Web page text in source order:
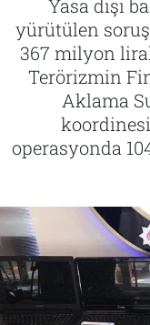
Yasa dışı
yürütülen
367 milyon
Terörizmin
Aklama
operasyonda
Tarih
İletişim
Künye